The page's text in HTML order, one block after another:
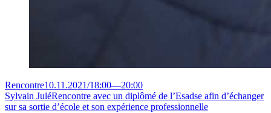
Rencontre10.11.2021/18:00—20:00
Sylvain JuléRencontre avec un diplômé de l’Esadse afin d’échanger
sur sa sortie d’école et son expérience professionnelle